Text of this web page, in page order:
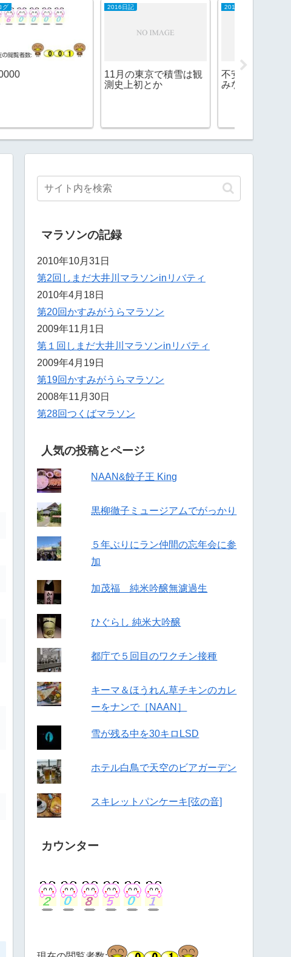
2016日記
11月の東京で積雪は観
2016日記
不安だなあ、でも楽し
みなえびだい
マラソンの記録
2010年10月31日
第2回しまだ大井川マラソンinリバティ
2010年4月18日
第20回かすみがうらマラソン
2009年11月1日
第１回しまだ大井川マラソンinリバティ
2009年4月19日
第19回かすみがうらマラソン
2008年11月30日
第28回つくばマラソン
人気の投稿とページ
NAAN&餃子王 King
黒柳徹子ミュージアムでがっかり
５年ぶりにラン仲間の忘年会に参
加
加茂福 純米吟醸無濾過生
ひぐらし 純米大吟醸
都庁で５回目のワクチン接種
キーマ＆ほうれん草チキンのカレ
ーをナンで［NAAN］
雪が残る中を30キロLSD
ホテル白鳥で天空のビアガーデン
スキレットパンケーキ[弦の音]
カウンター